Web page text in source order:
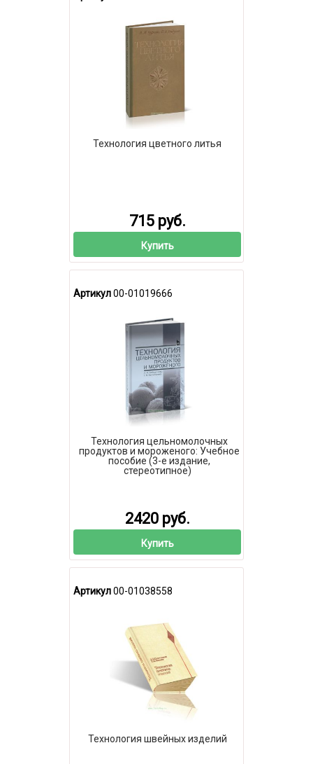
Технология цветного литья
715 руб.
Купить
Артикул00-01019666
Технология цельномолочных
продуктов и мороженого: Учебное
пособие (3-е издание,
стереотипное)
2420 руб.
Купить
Артикул00-01038558
Технология швейных изделий